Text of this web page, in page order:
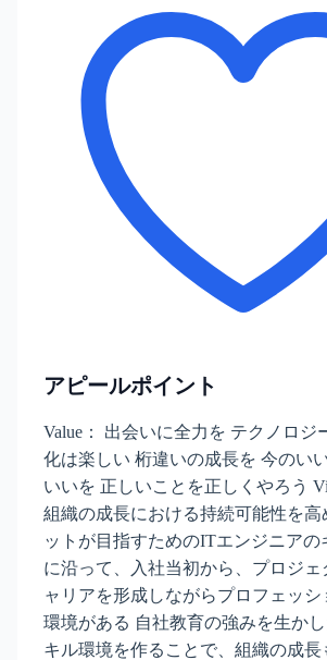
アピールポイント
Value： 出会いに全力を テクノロジ
化は楽しい 桁違いの成長を 今のい
いいを 正しいことを正しくやろう
組織の成長における持続可能性を高
ットが目指すためのITエンジニアの
に沿って、入社当初から、プロジェ
ャリアを形成しながらプロフェッシ
環境がある 自社教育の強みを生か
キル環境を作ることで、組織の成長